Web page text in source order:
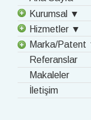
Kurumsal ▼
Hizmetler ▼
Marka/Patent
Referanslar
Makaleler
İletişim